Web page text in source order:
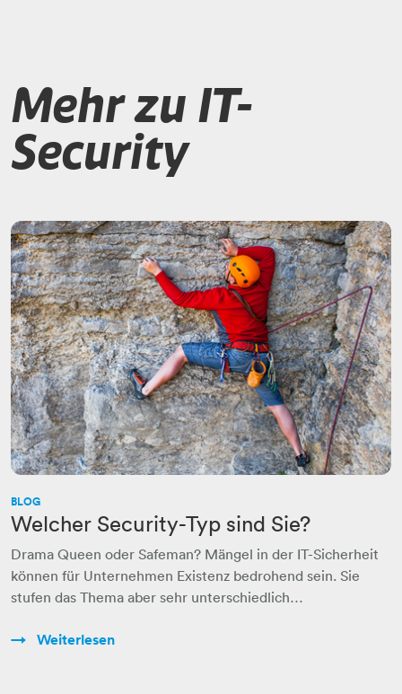
Mehr zu IT-
Security
BLOG
Welcher Security-Typ sind Sie?
Drama Queen oder Safeman? Mängel in der IT-Sicherheit
können für Unternehmen Existenz bedrohend sein. Sie
stufen das Thema aber sehr unterschiedlich…
Weiterlesen